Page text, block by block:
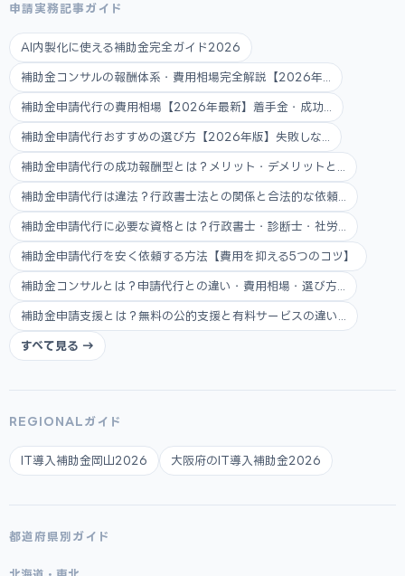
申請実務記事ガイド
AI内製化に使える補助金完全ガイド2026
補助金コンサルの報酬体系・費用相場完全解説【2026年...
補助金申請代行の費用相場【2026年最新】着手金・成功...
補助金申請代行おすすめの選び方【2026年版】失敗しな...
補助金申請代行の成功報酬型とは？メリット・デメリットと...
補助金申請代行は違法？行政書士法との関係と合法的な依頼...
補助金申請代行に必要な資格とは？行政書士・診断士・社労...
補助金申請代行を安く依頼する方法【費用を抑える5つのコツ】
補助金コンサルとは？申請代行との違い・費用相場・選び方...
補助金申請支援とは？無料の公的支援と有料サービスの違い...
すべて見る →
REGIONALガイド
IT導入補助金岡山2026 大阪府のIT導入補助金2026
都道府県別ガイド